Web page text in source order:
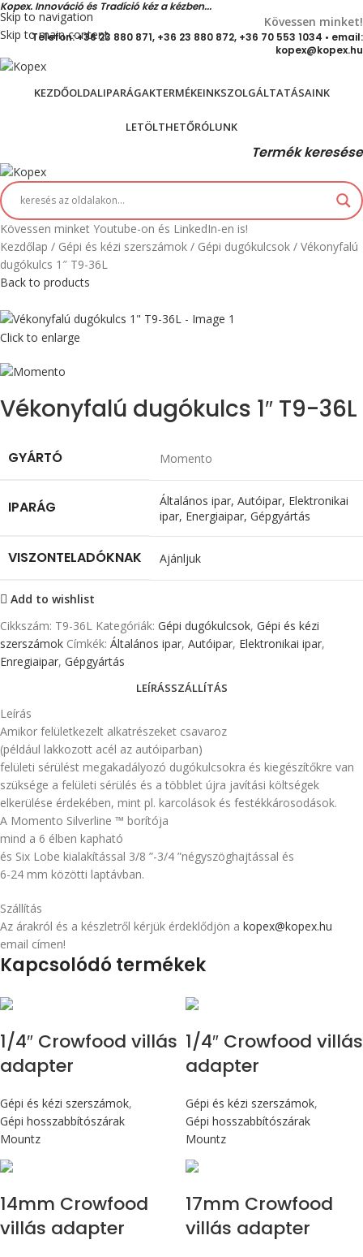
Skip to navigation
Skip to main content
Kopex. Innováció és Tradíció kéz a kézben...
Kövessen minket!
Telefon: +36 23 880 871, +36 23 880 872, +36 70 553 1034 • email:
kopex@kopex.hu
KEZDŐOLDALIPARÁGAKTERMÉKEINKSZOLGÁLTATÁSAINK
LETÖLTHETŐRÓLUNK
Termék keresése
Kövessen minket Youtube-on és LinkedIn-en is!
Kezdőlap
Gépi és kézi szerszámok Gépi dugókulcsok
Vékonyfalú
dugókulcs 1″ T9-36L
Back to products
Click to enlarge
Vékonyfalú dugókulcs 1″ T9-36L
GYÁRTÓ Momento
IPARÁG Általános ipar, Autóipar, Elektronikai
ipar, Energiaipar, Gépgyártás
VISZONTELADÓKNAK Ajánljuk
Add to wishlist
Cikkszám: T9-36L Kategóriák: Gépi dugókulcsok, Gépi és kézi
szerszámok Címkék: Általános ipar, Autóipar, Elektronikai ipar,
Enregiaipar, Gépgyártás
LEÍRÁSSZÁLLÍTÁS
Leírás
Amikor felületkezelt alkatrészeket csavaroz
(például lakkozott acél az autóiparban)
felületi sérülést megakadályozó dugókulcsokra és kiegészítőkre van
szüksége a felületi sérülés és a többlet újra javítási költségek
elkerülése érdekében, mint pl. karcolások és festékkárosodások.
A Momento Silverline ™ borítója
mind a 6 élben kapható
és Six Lobe kialakítással 3/8 ”-3/4 ”négyszöghajtással és
6-24 mm közötti laptávban.
Szállítás
Az árakról és a készletről kérjük érdeklődjön a kopex@kopex.hu
email címen!
Kapcsolódó termékek
1/4″ Crowfood villás
adapter
Gépi és kézi szerszámok,
Gépi hosszabbítószárak
Mountz
1/4″ Crowfood villás
adapter
Gépi és kézi szerszámok,
Gépi hosszabbítószárak
Mountz
14mm Crowfood
villás adapter
17mm Crowfood
villás adapter